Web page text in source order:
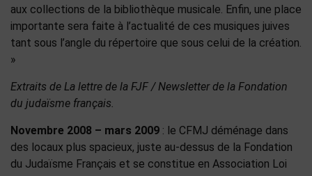
aux collections de la bibliothèque musicale. Enfin, une place
importante sera faite à l’actualité de ces musiques juives
tant sous l’angle du répertoire que sous celui de la création.
»
Extraits de La lettre de la FJF / Newsletter de la Fondation
du judaïsme français.
Novembre 2008 – mars 2009 : le CFMJ déménage dans
des locaux plus spacieux, juste au-dessus de la Fondation
du Judaïsme Français et se constitue en Association Loi